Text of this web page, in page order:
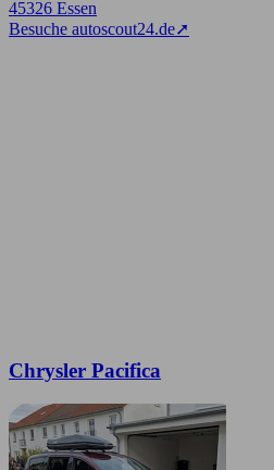
45326 Essen
Besuche autoscout24.de➚
Chrysler Pacifica